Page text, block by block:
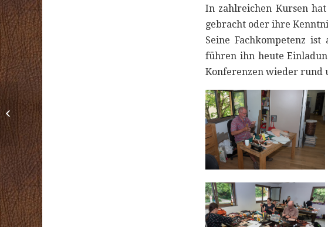
In zahlreichen Kursen
gebracht oder ihre
Seine Fachkompetenz
führen ihn heute
Konferenzen wieder rund
Impressionen:
Seminar
„Geschenkartikel aus
Leder anfertigen“ 11...